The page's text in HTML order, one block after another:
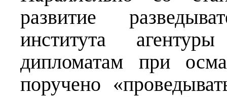
развитие
института
дипломатам при
поручено